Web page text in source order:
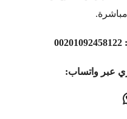
00201092458122
عبر واتساب: